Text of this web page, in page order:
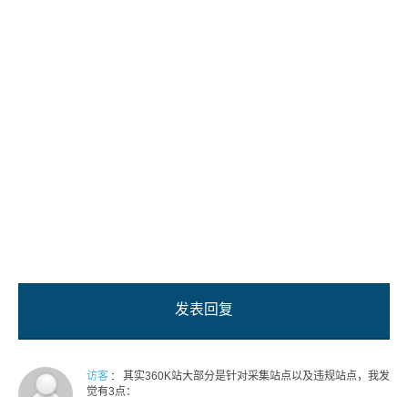
发表回复
访客 :
其实360K站大部分是针对采集站点以及违规站点，我发
觉有3点：